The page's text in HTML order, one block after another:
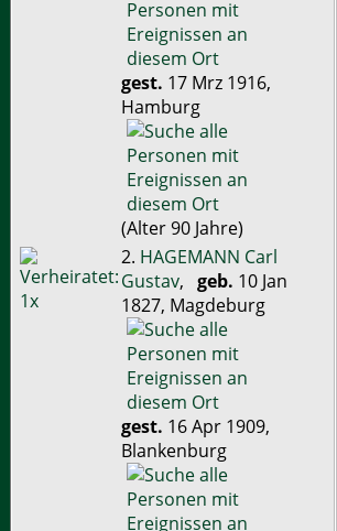
gest. 17 Mrz 1916,
Hamburg
(Alter 90 Jahre)
2. HAGEMANN Carl
Gustav, geb. 10 Jan
1827, Magdeburg
gest. 16 Apr 1909,
Blankenburg